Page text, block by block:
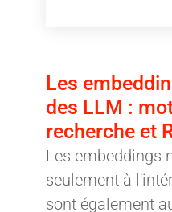
Les
des LLM :
recherche et
Les embeddings
seulement à
sont également